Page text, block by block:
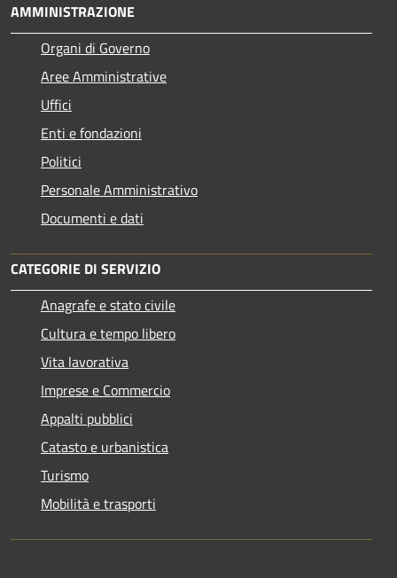
AMMINISTRAZIONE
Organi di Governo
Aree Amministrative
Uffici
Enti e fondazioni
Politici
Personale Amministrativo
Documenti e dati
CATEGORIE DI SERVIZIO
Anagrafe e stato civile
Cultura e tempo libero
Vita lavorativa
Imprese e Commercio
Appalti pubblici
Catasto e urbanistica
Turismo
Mobilità e trasporti